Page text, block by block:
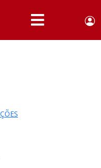
Portuguese,
English